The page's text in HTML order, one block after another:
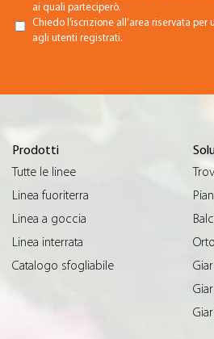
ai quali parteciperò.
Chiedo l’iscrizione all’area riservata
agli utenti registrati.
Prodotti
Tutte le linee
Linea fuoriterra
Linea a goccia
Linea interrata
Catalogo sfogliabile
Orto